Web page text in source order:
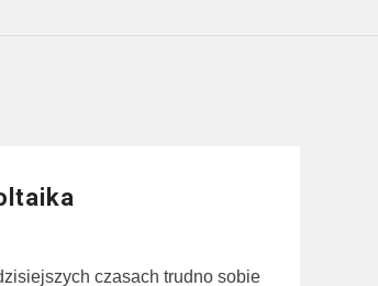
czasach trudno sobie